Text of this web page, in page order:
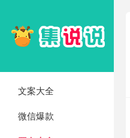
文案大全
微信爆款